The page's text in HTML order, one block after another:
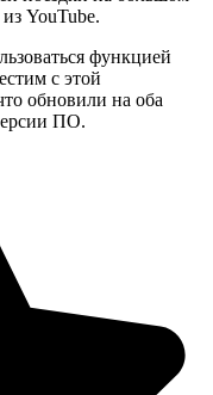
YouTube.
функцией
с этой
обновили на оба
ПО.